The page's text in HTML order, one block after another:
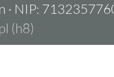
· NIP:
(h8)